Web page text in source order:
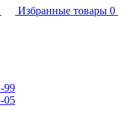
Избранные товары 0
99
05